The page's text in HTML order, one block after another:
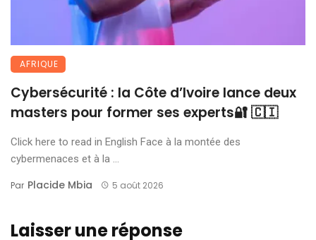
AFRIQUE
Cybersécurité : la Côte d’Ivoire lance deux
masters pour former ses experts🔐 🇨🇮
Click here to read in English Face à la montée des
cybermenaces et à la ...
Par Placide Mbia 5 août 2026
Laisser une réponse